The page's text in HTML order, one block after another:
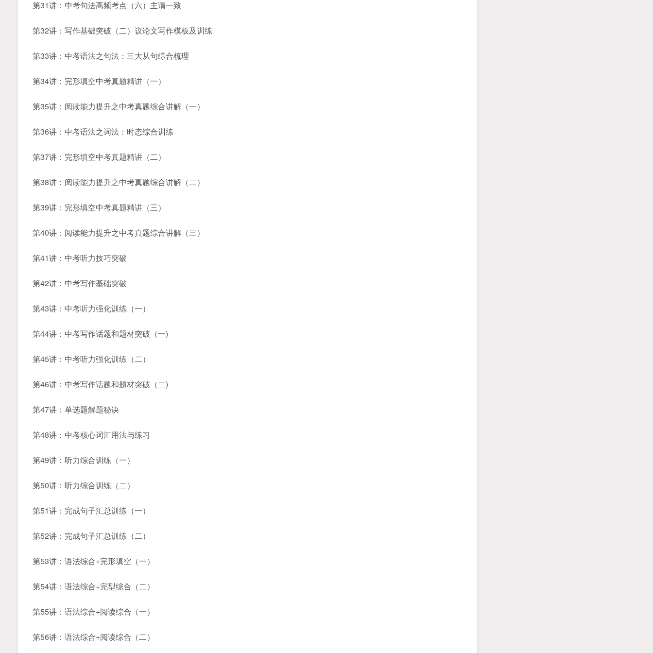
第31讲：中考句法高频考点（六）主谓一致
第32讲：写作基础突破（二）议论文写作模板及训练
第33讲：中考语法之句法：三大从句综合梳理
第34讲：完形填空中考真题精讲（一）
第35讲：阅读能力提升之中考真题综合讲解（一）
第36讲：中考语法之词法：时态综合训练
第37讲：完形填空中考真题精讲（二）
第38讲：阅读能力提升之中考真题综合讲解（二）
第39讲：完形填空中考真题精讲（三）
第40讲：阅读能力提升之中考真题综合讲解（三）
第41讲：中考听力技巧突破
第42讲：中考写作基础突破
第43讲：中考听力强化训练（一）
第44讲：中考写作话题和题材突破（一)
第45讲：中考听力强化训练（二）
第46讲：中考写作话题和题材突破（二)
第47讲：单选题解题秘诀
第48讲：中考核心词汇用法与练习
第49讲：听力综合训练（一）
第50讲：听力综合训练（二）
第51讲：完成句子汇总训练（一）
第52讲：完成句子汇总训练（二）
第53讲：语法综合+完形填空（一）
第54讲：语法综合+完型综合（二）
第55讲：语法综合+阅读综合（一）
第56讲：语法综合+阅读综合（二）